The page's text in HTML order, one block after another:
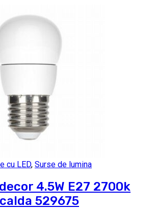
cu LED, Surse de lumina
4.5W E27 2700k
529675